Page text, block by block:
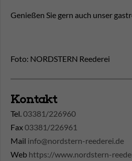
Genießen Sie gern auch unser
Foto: NORDSTERN Reederei
Kontakt
Tel.03381/226960
Fax03381/226961
Mail info@nordstern-reederei.de
Web https://www.nordstern-